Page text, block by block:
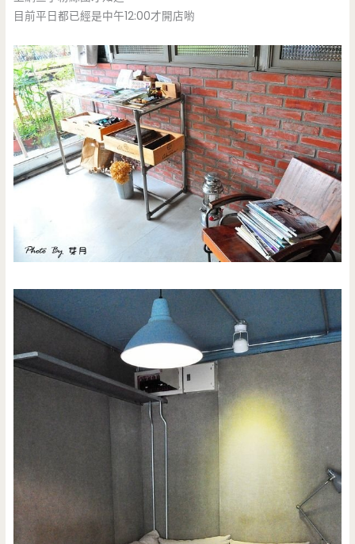
目前平日都已經是中午12:00才開店喲